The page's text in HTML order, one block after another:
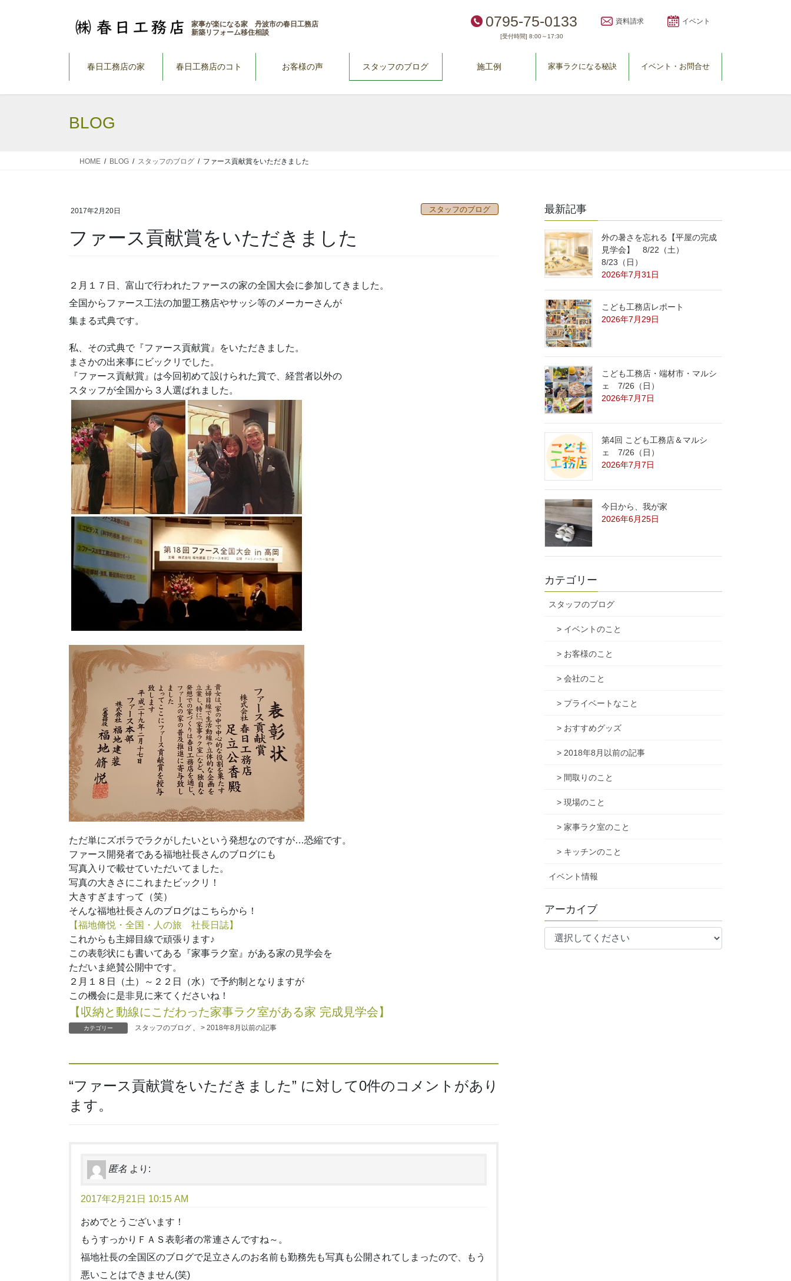
家事が楽になる家 丹波市の春日工務店
新築リフォーム移住相談
0795-75-0133
[受付時間] 8:00～17:30
資料請求 イベント
春日工務店の家 春日工務店のコト お客様の声 スタッフのブログ 施工例 家事ラクになる秘訣 イベント・お問合せ
BLOG
HOME BLOG スタッフのブログ ファース貢献賞をいただきました
2017年2月20日 スタッフのブログ
ファース貢献賞をいただきました
２月１７日、富山で行われたファースの家の全国大会に参加してきました。
全国からファース工法の加盟工務店やサッシ等のメーカーさんが
集まる式典です。
私、その式典で『ファース貢献賞』をいただきました。
まさかの出来事にビックリでした。
『ファース貢献賞』は今回初めて設けられた賞で、経営者以外の
スタッフが全国から３人選ばれました。
ただ単にズボラでラクがしたいという発想なのですが…恐縮です。
ファース開発者である福地社長さんのブログにも
写真入りで載せていただいてました。
写真の大きさにこれまたビックリ！
大きすぎますって（笑）
そんな福地社長さんのブログはこちらから！
【福地脩悦・全国・人の旅 社長日誌】
これからも主婦目線で頑張ります♪
この表彰状にも書いてある『家事ラク室』がある家の見学会を
ただいま絶賛公開中です。
２月１８日（土）～２２日（水）で予約制となりますが
この機会に是非見に来てくださいね！
【収納と動線にこだわった家事ラク室がある家 完成見学会】
カテゴリー スタッフのブログ 、 > 2018年8月以前の記事
“ファース貢献賞をいただきました” に対して0件のコメントがあり
ます。
匿名 より:
2017年2月21日 10:15 AM
おめでとうございます！
もうすっかりＦＡＳ表彰者の常連さんですね～。
福地社長の全国区のブログで足立さんのお名前も勤務先も写真も公開されてしまったので、もう
悪いことはできません(笑)
最新記事
外の暑さを忘れる【平屋の完成
見学会】 8/22（土）
8/23（日）
2026年7月31日
こども工務店レポート
2026年7月29日
こども工務店・端材市・マルシ
ェ 7/26（日）
2026年7月7日
第4回 こども工務店＆マルシ
ェ 7/26（日）
2026年7月7日
今日から、我が家
2026年6月25日
カテゴリー
スタッフのブログ
> イベントのこと
> お客様のこと
> 会社のこと
> プライベートなこと
> おすすめグッズ
> 2018年8月以前の記事
> 間取りのこと
> 現場のこと
> 家事ラク室のこと
> キッチンのこと
イベント情報
アーカイブ